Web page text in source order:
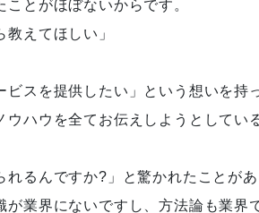
とがほぼないからです。
えてほしい」
スを提供したい」という想いを持
ハウを全てお伝えしようとしてい
るんですか?」と驚かれたことがあ
業界にないですし、方法論も業界